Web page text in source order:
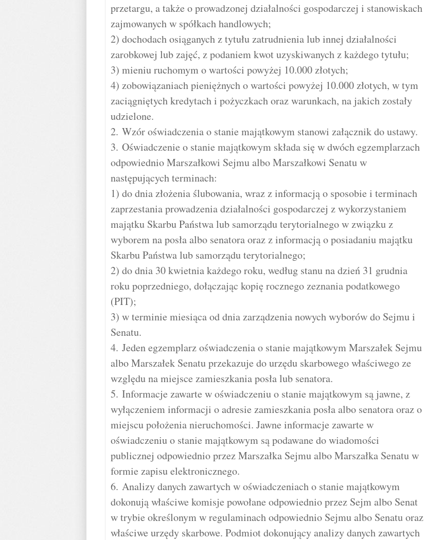
przetargu, a także o prowadzonej działalności gospodarczej i stanowiskach
zajmowanych w spółkach handlowych;
2) dochodach osiąganych z tytułu zatrudnienia lub innej działalności
zarobkowej lub zajęć, z podaniem kwot uzyskiwanych z każdego tytułu;
3) mieniu ruchomym o wartości powyżej 10.000 złotych;
4) zobowiązaniach pieniężnych o wartości powyżej 10.000 złotych, w tym
zaciągniętych kredytach i pożyczkach oraz warunkach, na jakich zostały
udzielone.
2. Wzór oświadczenia o stanie majątkowym stanowi załącznik do ustawy.
3. Oświadczenie o stanie majątkowym składa się w dwóch egzemplarzach
odpowiednio Marszałkowi Sejmu albo Marszałkowi Senatu w
następujących terminach:
1) do dnia złożenia ślubowania, wraz z informacją o sposobie i terminach
zaprzestania prowadzenia działalności gospodarczej z wykorzystaniem
majątku Skarbu Państwa lub samorządu terytorialnego w związku z
wyborem na posła albo senatora oraz z informacją o posiadaniu majątku
Skarbu Państwa lub samorządu terytorialnego;
2) do dnia 30 kwietnia każdego roku, według stanu na dzień 31 grudnia
roku poprzedniego, dołączając kopię rocznego zeznania podatkowego
(PIT);
3) w terminie miesiąca od dnia zarządzenia nowych wyborów do Sejmu i
Senatu.
4. Jeden egzemplarz oświadczenia o stanie majątkowym Marszałek Sejmu
albo Marszałek Senatu przekazuje do urzędu skarbowego właściwego ze
względu na miejsce zamieszkania posła lub senatora.
5. Informacje zawarte w oświadczeniu o stanie majątkowym są jawne, z
wyłączeniem informacji o adresie zamieszkania posła albo senatora oraz o
miejscu położenia nieruchomości. Jawne informacje zawarte w
oświadczeniu o stanie majątkowym są podawane do wiadomości
publicznej odpowiednio przez Marszałka Sejmu albo Marszałka Senatu w
formie zapisu elektronicznego.
6. Analizy danych zawartych w oświadczeniach o stanie majątkowym
dokonują właściwe komisje powołane odpowiednio przez Sejm albo Senat
w trybie określonym w regulaminach odpowiednio Sejmu albo Senatu oraz
właściwe urzędy skarbowe. Podmiot dokonujący analizy danych zawartych